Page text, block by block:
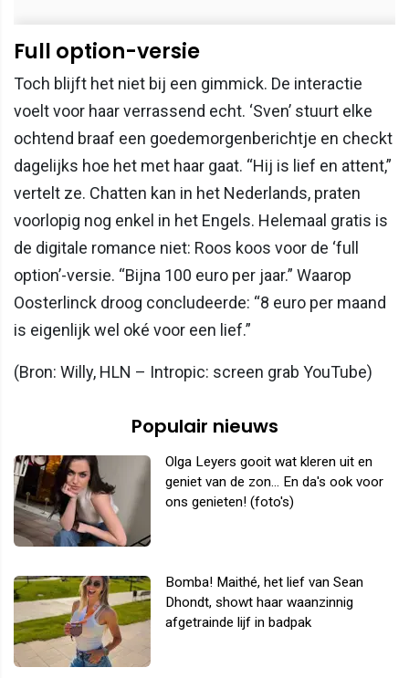
Full option-versie
Toch blijft het niet bij een gimmick. De interactie
voelt voor haar verrassend echt. ‘Sven’ stuurt elke
ochtend braaf een goedemorgenberichtje en checkt
dagelijks hoe het met haar gaat. “Hij is lief en attent,”
vertelt ze. Chatten kan in het Nederlands, praten
voorlopig nog enkel in het Engels. Helemaal gratis is
de digitale romance niet: Roos koos voor de ‘full
option’-versie. “Bijna 100 euro per jaar.” Waarop
Oosterlinck droog concludeerde: “8 euro per maand
is eigenlijk wel oké voor een lief.”
(Bron: Willy, HLN – Intropic: screen grab YouTube)
Populair nieuws
Olga Leyers gooit wat kleren uit en
geniet van de zon... En da's ook voor
ons genieten! (foto's)
Bomba! Maithé, het lief van Sean
Dhondt, showt haar waanzinnig
afgetrainde lijf in badpak